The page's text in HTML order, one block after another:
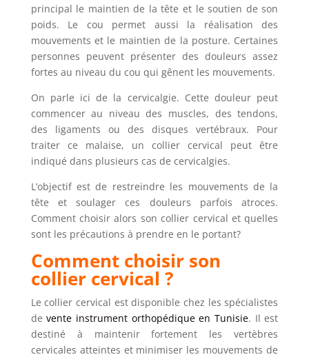
principal le maintien de la tête et le soutien de son
poids. Le cou permet aussi la réalisation des
mouvements et le maintien de la posture. Certaines
personnes peuvent présenter des douleurs assez
fortes au niveau du cou qui gênent les mouvements.
On parle ici de la cervicalgie. Cette douleur peut
commencer au niveau des muscles, des tendons,
des ligaments ou des disques vertébraux. Pour
traiter ce malaise, un collier cervical peut être
indiqué dans plusieurs cas de cervicalgies.
L’objectif est de restreindre les mouvements de la
tête et soulager ces douleurs parfois atroces.
Comment choisir alors son collier cervical et quelles
sont les précautions à prendre en le portant?
Comment choisir son
collier cervical ?
Le collier cervical est disponible chez les spécialistes
devente instrument orthopédique en Tunisie. Il est
destiné à maintenir fortement les vertèbres
cervicales atteintes et minimiser les mouvements de